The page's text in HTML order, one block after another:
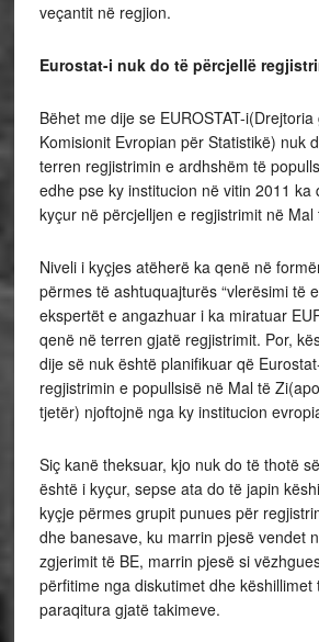
veçantit në regjion.
Eurostat-i nuk do të përcjellë
Bëhet me dije se EUROSTAT-
Komisionit Evropian për Statistikë) nuk
terren regjistrimin e ardhshëm të
edhe pse ky institucion në vitin 2011 ka
kyçur në përcjelljen e regjistrimit në Mal
Niveli i kyçjes atëherë ka qenë në
përmes të ashtuquajturës “vlerësimi të
ekspertët e angazhuar i ka miratuar
qenë në terren gjatë regjistrimit. Por,
dije së nuk është planifikuar që
regjistrimin e popullsisë në Mal të
tjetër) njoftojnë nga ky institucion
Siç kanë theksuar, kjo nuk do të thotë
është i kyçur, sepse ata do të japin
kyçje përmes grupit punues për
dhe banesave, ku marrin pjesë vendet
zgjerimit të BE, marrin pjesë si
përfitime nga diskutimet dhe këshillimet
paraqitura gjatë takimeve.